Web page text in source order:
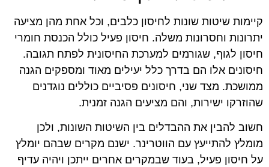
קיימות שיטות שונות לחיסון כלבים, וכל אחת מהן מציעה
יתרונות וחסרונות משלה. חיסון פעיל כולל הכנסת חומרי
חיסון לגוף, שגורמים למערכת החיסונית לפתח תגובה.
חיסונים אלו הם בדרך כלל יעילים מאוד ומספקים הגנה
ממושכת. מצד שני, חיסונים פסיביים כוללים נוגדנים
שהוזרקו ישירות, והם מציעים הגנה זמנית.
חשוב להבין את ההבדלים בין השיטות השונות, ולכן
מומלץ להתייעץ עם הווטרינר. ישנם מקרים שבהם יומלץ
על חיסון פעיל, בעוד שבמקרים אחרים ייתכן ויהיה עדיף